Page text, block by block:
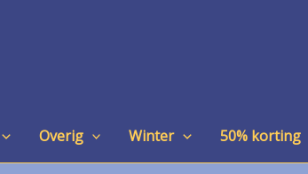
Overig Winter 50% korting